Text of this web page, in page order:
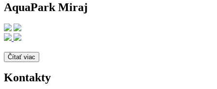
AquaPark Miraj
Čítať viac
Kontakty